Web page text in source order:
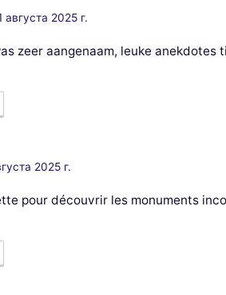
августа 2025 г.
zeer aangenaam, leuke anekdotes
2025 г.
pour découvrir les monuments